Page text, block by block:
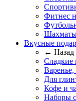
Фитнес
Вкусные
← Назад
Сладкие
Для
Кофе и
Наборы